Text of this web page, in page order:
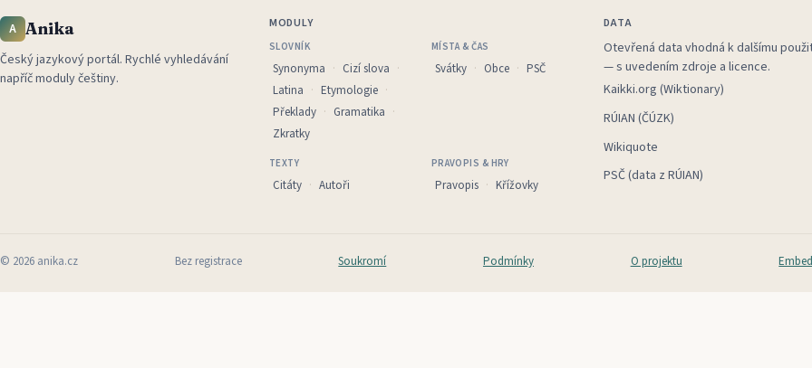
A Anika
Český jazykový portál. Rychlé vyhledávání
napříč moduly češtiny.
MODULY
SLOVNÍK
Synonyma
Cizí slova
Latina
Etymologie
Překlady
Gramatika
Zkratky
MÍSTA & ČAS
Svátky Obce PSČ
TEXTY
Citáty Autoři
PRAVOPIS & HRY
Pravopis Křížovky
DATA
Otevřená data vhodná k dalšímu
— s uvedením zdroje a licence.
Kaikki.org (Wiktionary)
RÚIAN (ČÚZK)
Wikiquote
PSČ (data z RÚIAN)
© 2026 anika.cz Bez registrace Soukromí Podmínky O projektu